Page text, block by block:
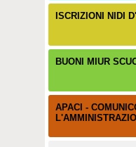
ISCRIZIONI NIDI
BUONI MIUR
APACI -